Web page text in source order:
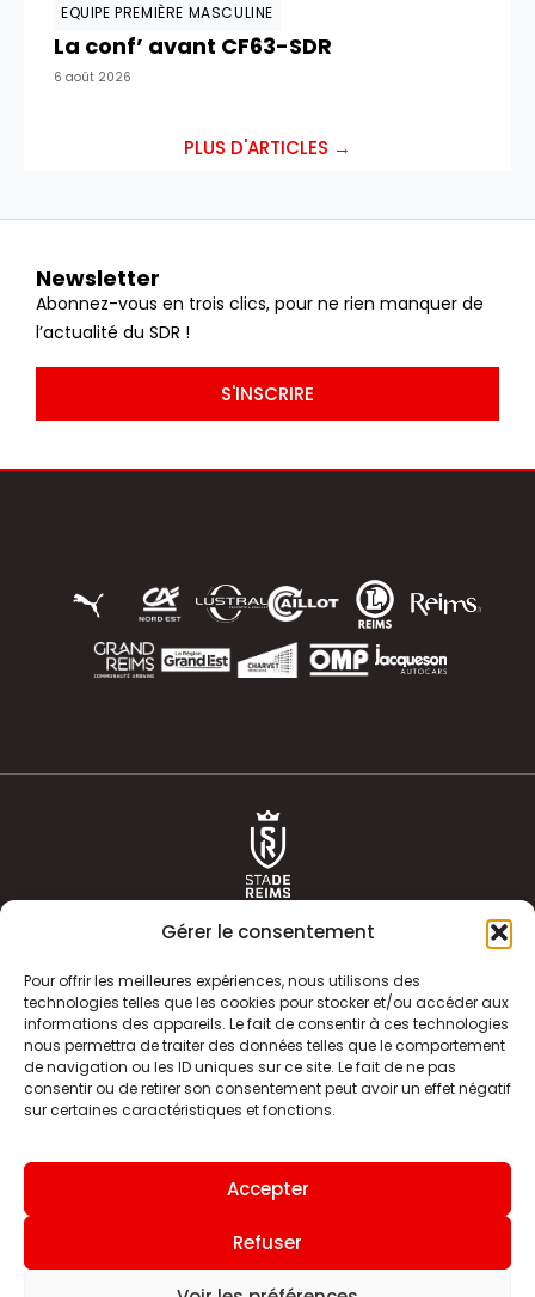
Gérer le consentement
Pour offrir les meilleures expériences, nous utilisons des
technologies telles que les cookies pour stocker et/ou accéder aux
informations des appareils. Le fait de consentir à ces technologies
nous permettra de traiter des données telles que le comportement
de navigation ou les ID uniques sur ce site. Le fait de ne pas
consentir ou de retirer son consentement peut avoir un effet négatif
sur certaines caractéristiques et fonctions.
Accepter
Refuser
EQUIPE PREMIÈRE MASCULINE
La conf’ avant CF63-SDR
6 août 2026
PLUS D'ARTICLES →
Newsletter
Abonnez-vous en trois clics, pour ne rien manquer de
l’actualité du SDR !
S'INSCRIRE
ACTUALITÉS
CLUB
BOUTIQUE
HISTOIRE
ÉQUIPE PREMIERE
INFOS ET CONTACT